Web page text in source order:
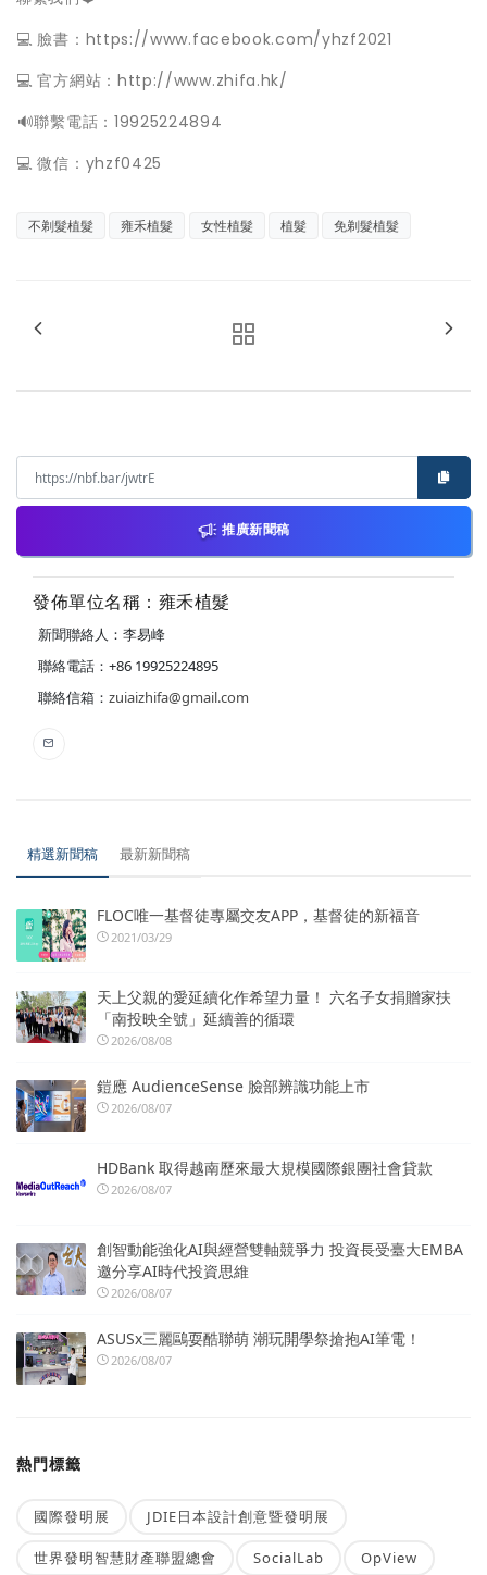
💻 臉書：https://www.facebook.com/yhzf2021
💻 官方網站：http://www.zhifa.hk/
️🔊聯繫電話：19925224894
💻 微信：yhzf0425
不剃髮植髮 雍禾植髮 女性植髮 植髮 免剃髮植髮
推廣新聞稿
發佈單位名稱：雍禾植髮
新聞聯絡人：李易峰
聯絡電話：+86 19925224895
聯絡信箱： zuiaizhifa@gmail.com
精選新聞稿 最新新聞稿
FLOC唯一基督徒專屬交友APP，基督徒的新福音
2021/03/29
天上父親的愛延續化作希望力量！ 六名子女捐贈家扶
「南投映全號」延續善的循環
2026/08/08
鎧應 AudienceSense 臉部辨識功能上市
2026/08/07
HDBank 取得越南歷來最大規模國際銀團社會貸款
2026/08/07
創智動能強化AI與經營雙軸競爭力 投資長受臺大EMBA
邀分享AI時代投資思維
2026/08/07
ASUSx三麗鷗耍酷聯萌 潮玩開學祭搶抱AI筆電！
2026/08/07
熱門標籤
國際發明展 JDIE日本設計創意暨發明展
世界發明智慧財產聯盟總會 SocialLab OpView